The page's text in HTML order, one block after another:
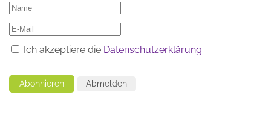
Ich akzeptiere die Datenschutzerklärung
Abonnieren Abmelden